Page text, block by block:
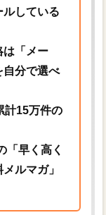
ルしている
は「メー
自分で選べ
計15万件の
「早く高く
ルマガ」